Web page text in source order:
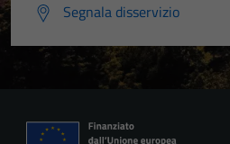
Segnala disservizio